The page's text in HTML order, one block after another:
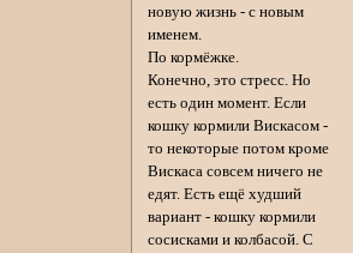
новую жизнь - с новым
именем.
По кормёжке.
Конечно, это стресс. Но
есть один момент. Если
кошку кормили Вискасом -
то некоторые потом кроме
Вискаса совсем ничего не
едят. Есть ещё худший
вариант - кошку кормили
сосисками и колбасой. С